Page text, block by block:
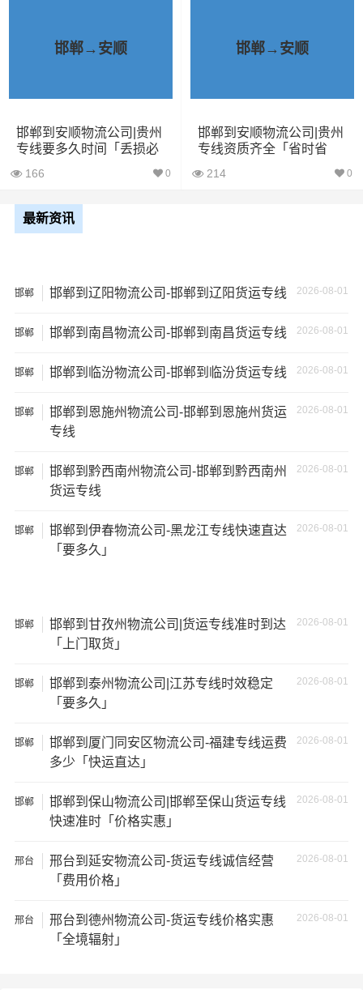
中丢失或损坏你的包裹，导致你的物品无法送达或受到损
出现延误，导致你的物品无法按时送达；
3、服务质量差：不靠谱的物流公司可能会提供劣质的服
等；
可能需要支付额外的费用来修复或替换物品，导致经济损
温馨提示
需详细了解最低资费请电话咨询。
★ 由于货运运输比较特殊，请您托运之前仔细清点您所托
运的所有物品；如果您的货物需要临时存放，请尽早最快
★ 为了提高邯郸到安顺物流
汇报于您，非常感谢您对我们的支持，我们将为客户的需
求做出不懈的努力，您的满意就是我们前进的动力!
标签： # 安顺专线 # 安顺货运
# 安顺物流
# 邯郸专线
# 邯郸货运
邯郸→安顺
邯郸到安顺物流公司|贵州
专线要多久时间「丢损必
166 0
邯郸→安顺
邯郸到安顺物流公司|贵州
专线资质齐全「省时省
214 0
最新资讯
邯郸 2026-08-01
邯郸到辽阳物流公司-邯郸到辽阳货运专线
邯郸 2026-08-01
邯郸到南昌物流公司-邯郸到南昌货运专线
邯郸 2026-08-01
邯郸到临汾物流公司-邯郸到临汾货运专线
邯郸 2026-08-01
邯郸到恩施州物流公司-邯郸到恩施州货运
专线
邯郸 2026-08-01
邯郸到黔西南州物流公司-邯郸到黔西南州
货运专线
邯郸 2026-08-01
邯郸到伊春物流公司-黑龙江专线快速直达
「要多久」
邯郸 2026-08-01
邯郸到甘孜州物流公司|货运专线准时到达
「上门取货」
邯郸 2026-08-01
邯郸到泰州物流公司|江苏专线时效稳定
「要多久」
邯郸 2026-08-01
邯郸到厦门同安区物流公司-福建专线运费
多少「快运直达」
邯郸 2026-08-01
邯郸到保山物流公司|邯郸至保山货运专线
快速准时「价格实惠」
邢台 2026-08-01
邢台到延安物流公司-货运专线诚信经营
「费用价格」
邢台 2026-08-01
邢台到德州物流公司-货运专线价格实惠
「全境辐射」